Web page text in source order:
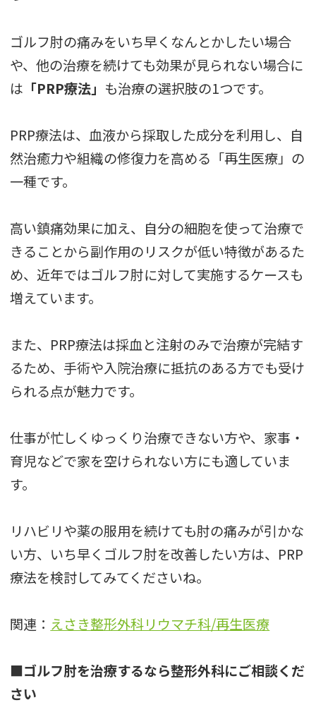
ゴルフ肘の痛みをいち早くなんとかしたい場合
や、他の治療を続けても効果が見られない場合に
は 「PRP療法」 も治療の選択肢の1つです。
PRP療法は、血液から採取した成分を利用し、自
然治癒力や組織の修復力を高める「再生医療」の
一種です。
高い鎮痛効果に加え、自分の細胞を使って治療で
きることから副作用のリスクが低い特徴があるた
め、近年ではゴルフ肘に対して実施するケースも
増えています。
また、PRP療法は採血と注射のみで治療が完結す
るため、手術や入院治療に抵抗のある方でも受け
られる点が魅力です。
仕事が忙しくゆっくり治療できない方や、家事・
育児などで家を空けられない方にも適していま
す。
リハビリや薬の服用を続けても肘の痛みが引かな
い方、いち早くゴルフ肘を改善したい方は、PRP
療法を検討してみてくださいね。
関連： えさき整形外科リウマチ科/再生医療
■ゴルフ肘を治療するなら整形外科にご相談くだ
さい